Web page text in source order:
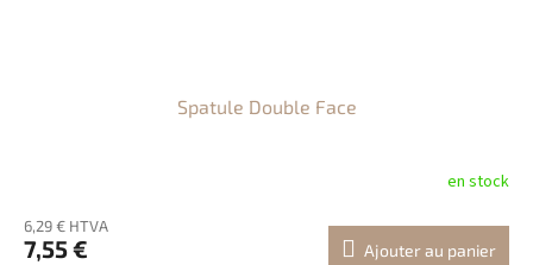
Spatule Double Face
en stock
6,29 € HTVA
7,55 € Ajouter au panier